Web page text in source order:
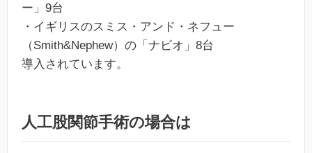
ー」9台
・イギリスのスミス・アンド・ネフュー
（Smith&Nephew）の「ナビオ」8台
導入されています。
人工股関節手術の場合は